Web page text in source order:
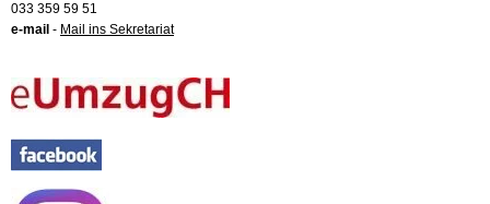
033 359 59 51
e-mail - Mail ins Sekretariat